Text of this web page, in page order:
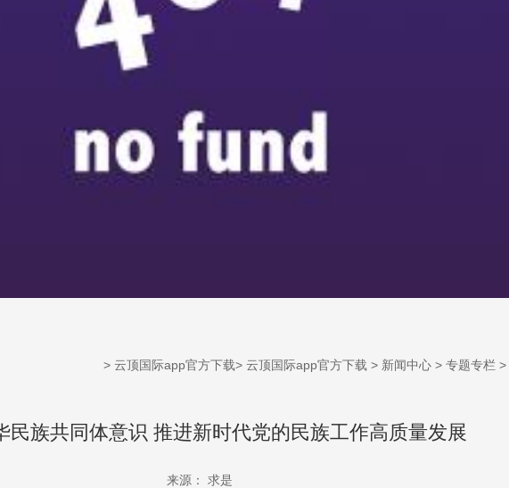
> 云顶国际app官方下载> 云顶国际app官方下载 > 新闻中心 > 专题专栏 >
民族共同体意识 推进新时代党的民族工作高质量发展
来源： 求是